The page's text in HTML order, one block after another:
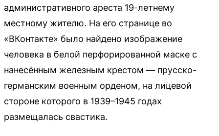
административного ареста 19-летнему
местному жителю. На его странице во
«ВКонтакте» было найдено изображение
человека в белой перфорированной маске с
нанесённым железным крестом — прусско-
германским военным орденом, на лицевой
стороне которого в 1939–1945 годах
размещалась свастика.